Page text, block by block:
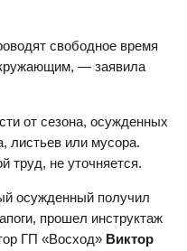
свободное время
— заявила
от сезона, осужденных
листьев или мусора.
труд, не уточняется.
осужденный получил
прошел инструктаж
ГП «Восход» Виктор